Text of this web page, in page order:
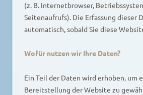
(z. B. Internetbrowser,
Seitenaufrufs). Die Erfassung dieser
automatisch, sobald Sie diese
Wofür nutzen wir Ihre Daten?
Ein Teil der Daten wird erhoben, um
Bereitstellung der Website zu